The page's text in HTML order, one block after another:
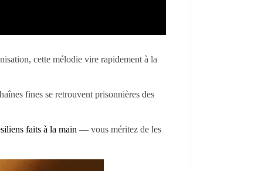
cette mélodie vire rapidement à la
fines se retrouvent prisonnières des
faits à la main — vous méritez de les